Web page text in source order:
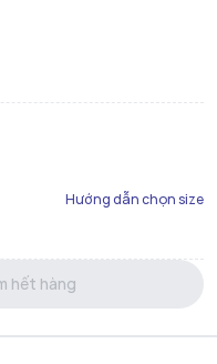
Hướng dẫn chọn size
hết hàng